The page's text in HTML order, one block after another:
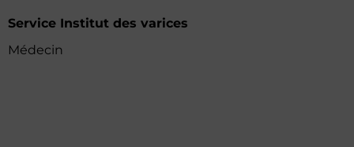
Service Institut des varices
Médecin